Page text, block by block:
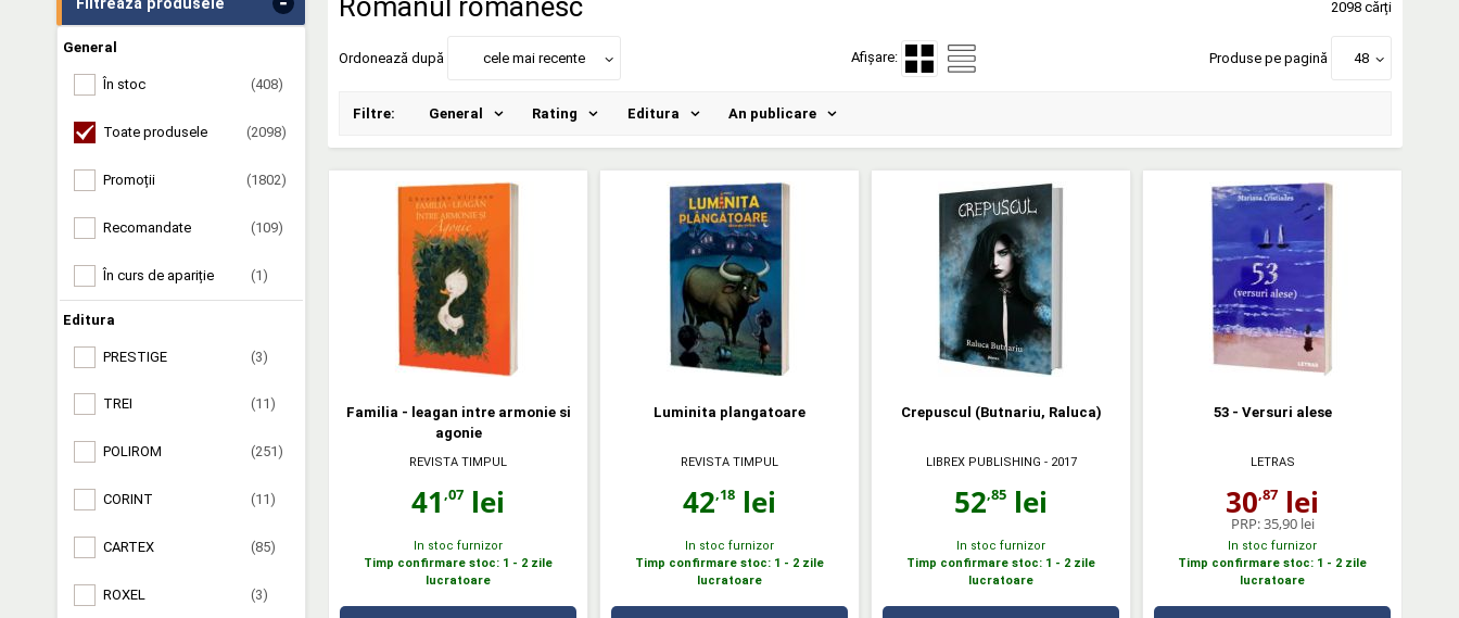
General
În stoc (408)
Toate produsele (2098)
Promoții (1802)
Recomandate (109)
În curs de apariție (1)
Editura
PRESTIGE (3)
TREI (11)
POLIROM (251)
CORINT (11)
CARTEX (85)
ROXEL (3)
Romanul romanesc 2098 cărți
Ordonează după cele mai recente Afișare: Produse pe pagină 48
Filtre: General Rating Editura An publicare
Familia - leagan intre armonie si
agonie
REVISTA TIMPUL
41 ,07 lei
In stoc furnizor
Timp confirmare stoc: 1 - 2 zile
lucratoare
Luminita plangatoare
REVISTA TIMPUL
42,18 lei
In stoc furnizor
Timp confirmare stoc: 1 - 2 zile
lucratoare
Crepuscul (Butnariu, Raluca)
LIBREX PUBLISHING - 2017
52,85 lei
In stoc furnizor
Timp confirmare stoc: 1 - 2 zile
lucratoare
53 - Versuri alese
LETRAS
30,87 lei
PRP:35,90 lei
In stoc furnizor
Timp confirmare stoc: 1 - 2 zile
lucratoare